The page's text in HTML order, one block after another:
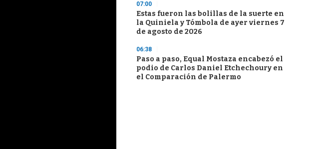
07:00
Estas fueron las bolillas de la suerte en
la Quiniela y Tómbola de ayer viernes 7
de agosto de 2026
06:38
Paso a paso, Equal Mostaza encabezó el
podio de Carlos Daniel Etchechoury en
el Comparación de Palermo